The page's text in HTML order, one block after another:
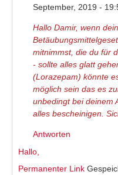
September, 2019 -
Hallo Damir, wenn
mitnimmst, die du für
- sollte alles glatt
(Lorazepam) könnte
möglich sein das es
unbedingt bei deinem
alles bescheinigen.
Antworten
Hallo,
Permanenter Link